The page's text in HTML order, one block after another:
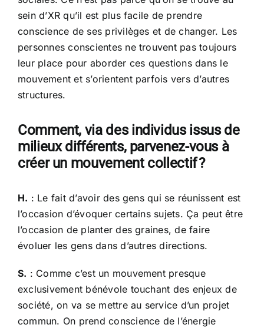
sein d’XR qu’il est plus facile de prendre
conscience de ses privilèges et de changer. Les
personnes conscientes ne trouvent pas toujours
leur place pour aborder ces questions dans le
mouvement et s’orientent parfois vers d’autres
structures.
Comment, via des individus issus de
milieux différents, parvenez-vous à
créer un mouvement collectif ?
H. : Le fait d’avoir des gens qui se réunissent est
l’occasion d’évoquer certains sujets. Ça peut être
l’occasion de planter des graines, de faire
évoluer les gens dans d’autres directions.
S. : Comme c’est un mouvement presque
exclusivement bénévole touchant des enjeux de
société, on va se mettre au service d’un projet
commun. On prend conscience de l’énergie